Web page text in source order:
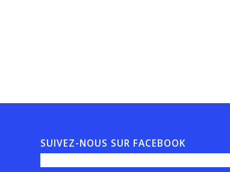
SUIVEZ-NOUS SUR FACEBOOK